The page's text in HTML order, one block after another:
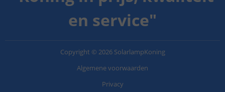
en service"
Copyright © 2026 SolarlampKoning
Algemene voorwaarden
Privacy